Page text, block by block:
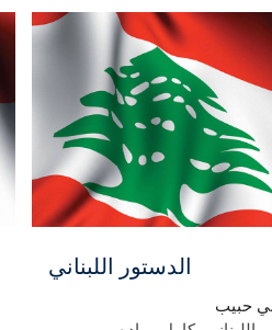
الدستور اللبناني
حبيب